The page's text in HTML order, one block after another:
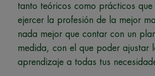
tanto teóricos como prácticos que
ejercer la profesión de la mejor
nada mejor que contar con un
medida, con el que poder ajustar
aprendizaje a todas tus